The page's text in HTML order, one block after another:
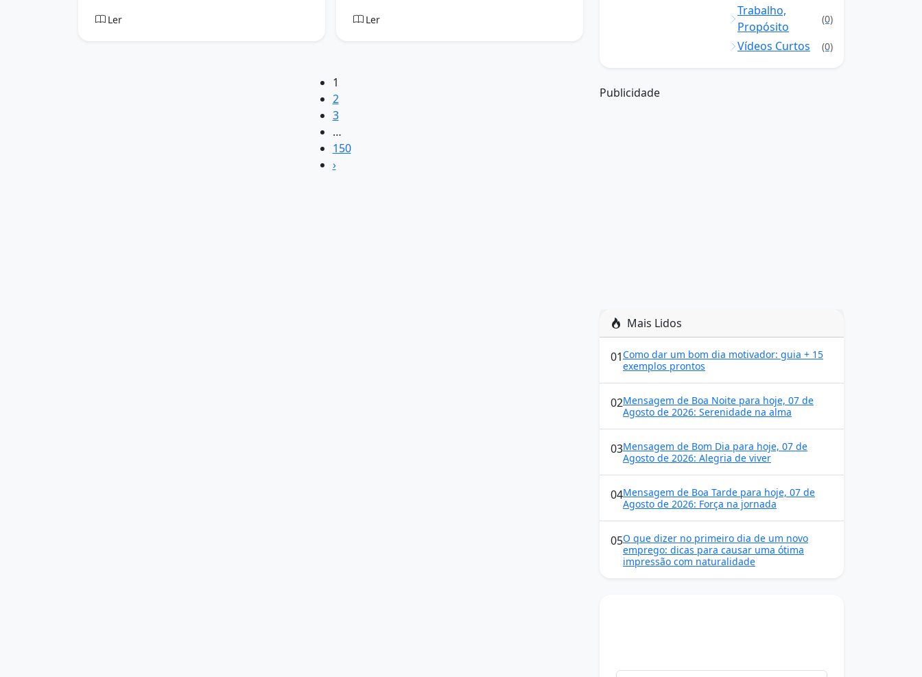
Ler Ler
1
2
3
…
150
›
Trabalho,
Propósito
(0)
Vídeos Curtos (0)
Publicidade
Mais Lidos
01Como dar um bom dia motivador: guia + 15
exemplos prontos
02Mensagem de Boa Noite para hoje, 07 de
Agosto de 2026: Serenidade na alma
03Mensagem de Bom Dia para hoje, 07 de
Agosto de 2026: Alegria de viver
04Mensagem de Boa Tarde para hoje, 07 de
Agosto de 2026: Força na jornada
05O que dizer no primeiro dia de um novo
emprego: dicas para causar uma ótima
impressão com naturalidade